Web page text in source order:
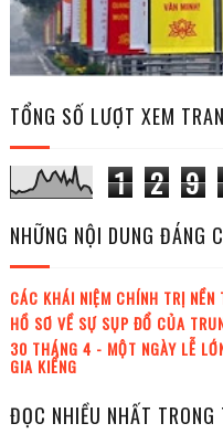
TỔNG SỐ LƯỢT XEM
1 2 9
NHỮNG NỘI DUNG ĐÁNG
CÁC KHÁI NIỆM CHÍNH TRỊ NỀN
HỒ SƠ VỀ SỰ SỤP ĐỔ CỦA
30 THÁNG 4 - MỘT NGÀY LỄ
GIA KIỂNG
ĐỌC NHIỀU NHẤT TRONG